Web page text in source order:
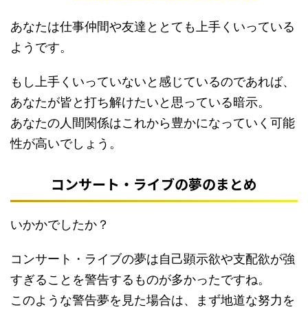
あなたは仕事仲間や友達ととても上手くいっている
ようです。
もし上手くいっていないと感じているのであれば、
あなたが皆と打ち解けたいと思っている暗示。
あなたの人間関係はこれから豊かになっていく可能
性が高いでしょう。
コンサート・ライブの夢のまとめ
いかかでしたか？
コンサート・ライブの夢は自己顕示欲や支配欲が強
すぎることを警告するものが多かったですね。
このような警告夢を見た場合は、まず地道な努力を